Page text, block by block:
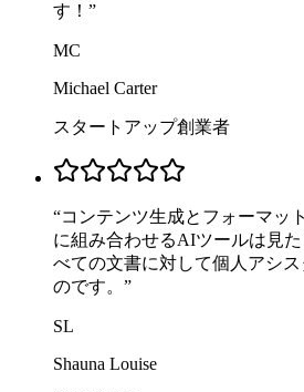
す！ ”
MC
Michael Carter
スタートアップ創業者
“コンテンツ生成とフォーマッ
に組み合わせるAIツールは見
べての文書に対して個人アシ
のです。 ”
SL
Shauna Louise